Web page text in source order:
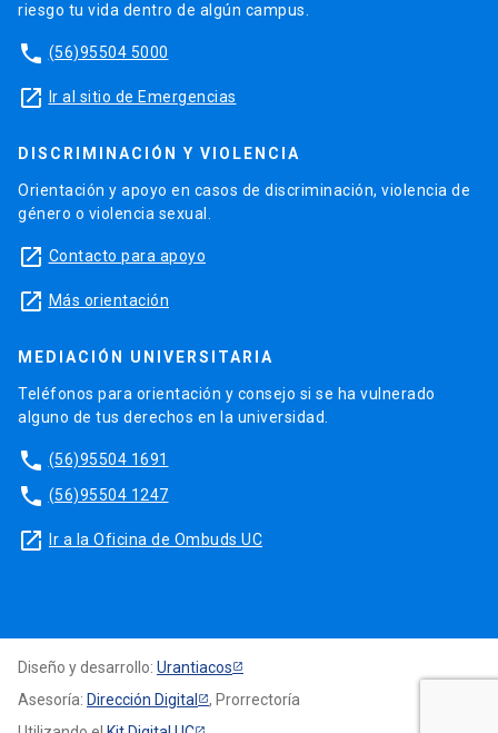
riesgo tu vida dentro de algún campus.
phone (56)95504 5000
launch Ir al sitio de Emergencias
DISCRIMINACIÓN Y VIOLENCIA
Orientación y apoyo en casos de discriminación, violencia de
género o violencia sexual.
launch Contacto para apoyo
launch Más orientación
MEDIACIÓN UNIVERSITARIA
Teléfonos para orientación y consejo si se ha vulnerado
alguno de tus derechos en la universidad.
phone (56)95504 1691
phone (56)95504 1247
launch Ir a la Oficina de Ombuds UC
Diseño y desarrollo: Urantiacos
Asesoría: Dirección Digital
, Prorrectoría